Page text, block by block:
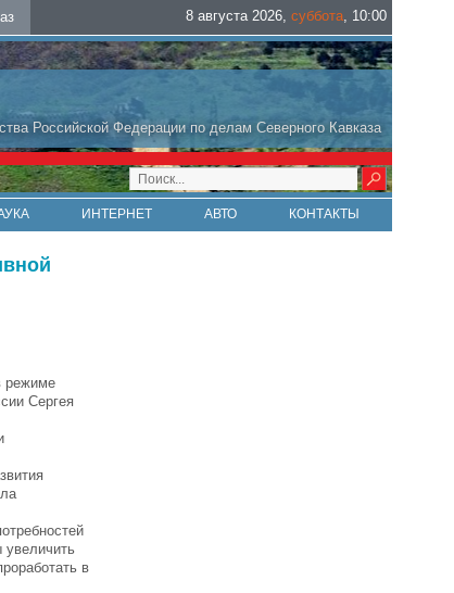
8 августа 2026, суббота, 10:00
Российской Федерации по делам Северного Кавказа
ИНТЕРНЕТ АВТО КОНТАКТЫ
режиме
Сергея
увеличить
в